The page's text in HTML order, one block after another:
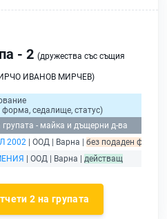
- 2 (дружества със същия
ИВАНОВ МИРЧЕВ)
седалище, статус)
- майка и дъщерни д-ва
2002 | ООД | Варна | без подаден
| ООД | Варна | действащ
2 на групата